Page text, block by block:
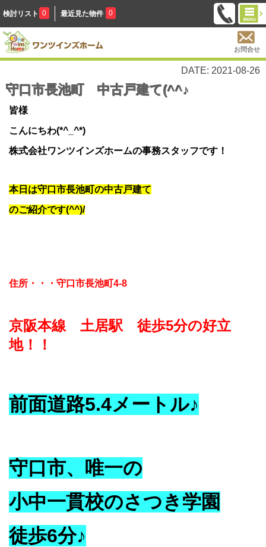
検討リスト 0 最近見た物件 0
お問合せ
DATE: 2021-08-26
守口市長池町 中古戸建て(^^♪
皆様
こんにちわ(*^_^*)
株式会社ワンツインズホームの事務スタッフです！
本日は守口市長池町の中古戸建て
のご紹介です(^^)/
住所・・・守口市長池町4-8
京阪本線 土居駅 徒歩5分の好立
地！！
前面道路5.4メートル♪
守口市、唯一の
小中一貫校のさつき学園
徒歩6分♪